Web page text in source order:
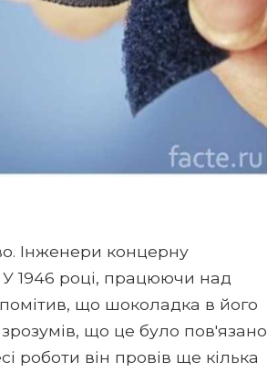
Інженери концерну
1946 році, працюючи над
що шоколадка в його
що це було пов'язано
роботи він провів ще кілька